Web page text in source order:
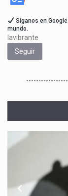
Síganos en
mundo.
lavibrante
Seguir